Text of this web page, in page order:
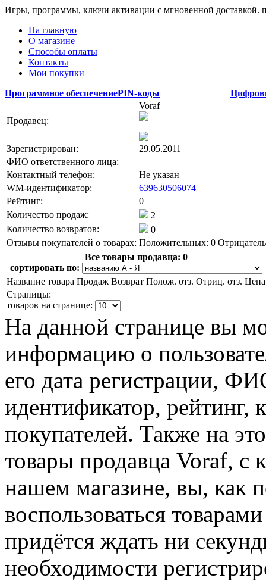
Игры, программы, ключи активации с мгновенной доставкой.
На главную
О магазине
Способы оплаты
Контакты
Мои покупки
Программное обеспечениеPIN-коды
Продавец:
Voraf
Зарегистрирован:
29.05.2011
ФИО ответственного лица:
Контактный телефон:
Не указан
WM-идентификатор:
639630506074
Рейтинг:
0
Количество продаж:
2
Количество возвратов:
0
Отзывы покупателей о товарах: Положительных: 0
Все товары продавца: 0
сортировать по:
Название товара Продаж Возврат Полож. отз. Отриц. отз. Цена
Страницы:
товаров на странице:
На данной странице вы
информацию о
его дата регистрации,
идентификатор, рейтинг,
покупателей. Также на
товары продавца Voraf, с
нашем магазине, вы, как
воспользоваться
придётся ждать ни
необходимости